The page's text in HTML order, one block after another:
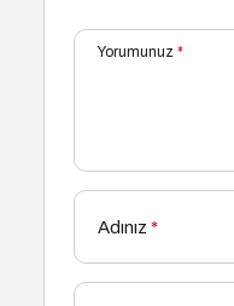
Yorumunuz *
Adınız *